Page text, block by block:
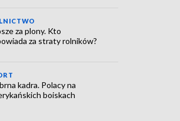
za plony. Kto
za straty rolników?
kadra. Polacy na
boiskach